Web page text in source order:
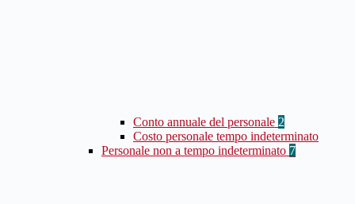
Conto annuale del personale 2
Costo personale tempo indeterminato
Personale non a tempo indeterminato 7